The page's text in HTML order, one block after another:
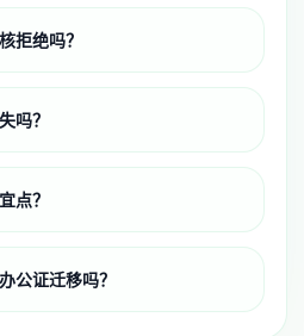
拒绝吗？
吗？
点？
公证迁移吗？